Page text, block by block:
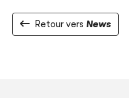
Retour vers News